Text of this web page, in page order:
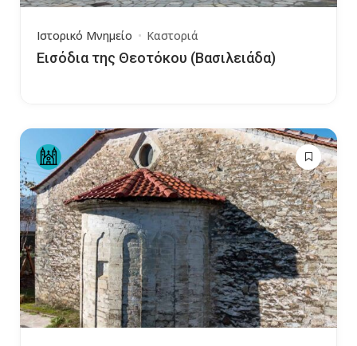
Ιστορικό Μνημείο Καστοριά
Εισόδια της Θεοτόκου (Βασιλειάδα)